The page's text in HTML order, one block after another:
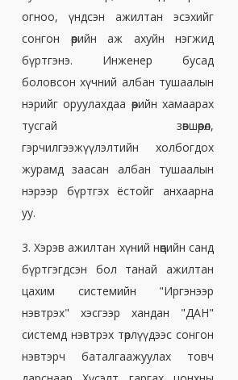
огноо, үндсэн ажилтан эсэхийг
сонгон өөрийн аж ахуйн нэгжид
бүртгэнэ. Инженер бусад
боловсон хүчний албан тушаалын
нэрийг оруулахдаа өөрийн хамаарах
тусгай зөвшөөрөл,
гэрчилгээжүүлэлтийн холбогдох
журамд заасан албан тушаалын
нэрээр бүртгэх ёстойг анхаарна
уу.
3. Хэрэв ажилтан хүний нөөцийн санд
бүртгэгдсэн бол танай ажилтан
цахим системийн "Иргэнээр
нэвтрэх" хэсгээр хандан "ДАН"
системд нэвтрэх төрлүүдээс сонгон
нэвтэрч баталгаажуулах товч